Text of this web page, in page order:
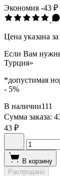
Экономия -43 ₽
Цена указана
Если Вам
Турция»
*допустимая
- 5%
В наличии111
Сумма заказа:
43 ₽
В корзину
Распродано